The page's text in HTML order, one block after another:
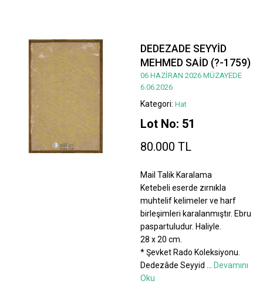
DEDEZADE SEYYİD
MEHMED SAİD (?-1759)
06 HAZİRAN 2026 MÜZAYEDE
6.06.2026
Kategori: Hat
Lot No: 51
80.000 TL
Mail Talik Karalama
Ketebeli eserde zırnıkla
muhtelif kelimeler ve harf
birleşimleri karalanmıştır. Ebru
paspartuludur. Haliyle.
28 x 20 cm.
* Şevket Rado Koleksiyonu.
Dedezâde Seyyid
Devamını
Oku